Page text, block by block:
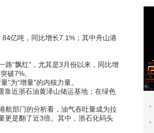
亿吨，同比增长7.1%；其中舟山港
“飘红”，尤其是3月份以来，同比增
破7%。
为“增量”的内核力量。
近浙石油黄泽山储运基地；在绿色
部门的分析看，油气吞吐量成为拉
更是翻了近3倍。其中，浙石化码头